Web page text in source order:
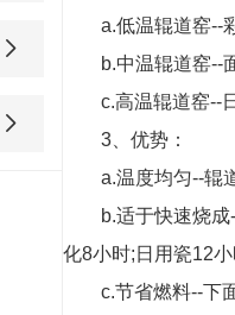
a.低温辊道窑--
b.中温辊道窑
c.高温辊道窑--
3、优势：
a.温度均匀--辊
b.适于快速烧
化8小时;日用瓷12
c.节省燃料--下